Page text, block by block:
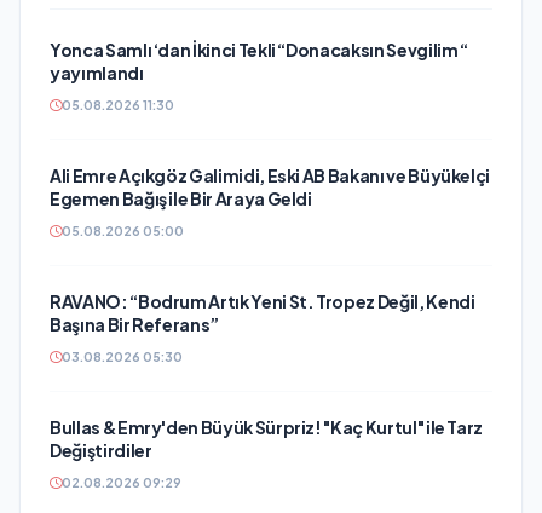
Yonca Samlı ‘dan İkinci Tekli “Donacaksın Sevgilim “
yayımlandı
05.08.2026 11:30
Ali Emre Açıkgöz Galimidi, Eski AB Bakanı ve Büyükelçi
Egemen Bağış ile Bir Araya Geldi
05.08.2026 05:00
RAVANO: “Bodrum Artık Yeni St. Tropez Değil, Kendi
Başına Bir Referans”
03.08.2026 05:30
Bullas & Emry'den Büyük Sürpriz! "Kaç Kurtul" ile Tarz
Değiştirdiler
02.08.2026 09:29